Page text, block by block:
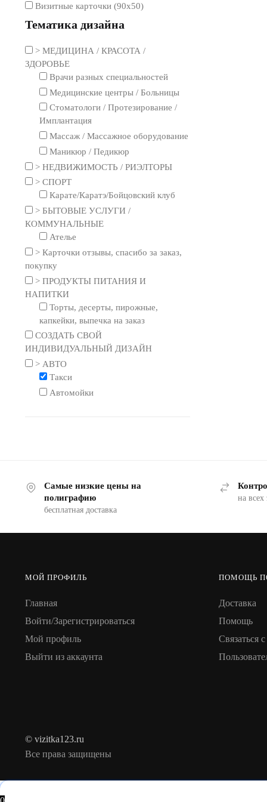
Визитные карточки (90х50)
Тематика дизайна
> МЕДИЦИНА / КРАСОТА /
ЗДОРОВЬЕ
Врачи разных специальностей
Медицинские центры / Больницы
Стоматологи / Протезирование /
Имплантация
Массаж / Массажное оборудование
Маникюр / Педикюр
> НЕДВИЖИМОСТЬ / РИЭЛТОРЫ
> СПОРТ
Карате/Каратэ/Бойцовский клуб
> БЫТОВЫЕ УСЛУГИ /
КОММУНАЛЬНЫЕ
Ателье
> Карточки отзывы, спасибо за заказ,
покупку
> ПРОДУКТЫ ПИТАНИЯ И
НАПИТКИ
Торты, десерты, пирожные,
капкейки, выпечка на заказ
СОЗДАТЬ СВОЙ
ИНДИВИДУАЛЬНЫЙ ДИЗАЙН
> АВТО
Такси
Автомойки
Самые низкие цены на
полиграфию
бесплатная доставка
на всех
МОЙ ПРОФИЛЬ
Главная
Войти/Зарегистрироваться
Мой профиль
Выйти из аккаунта
ПОМОЩЬ
Доставка
Помощь
Связаться
© vizitka123.ru
Все права защищены